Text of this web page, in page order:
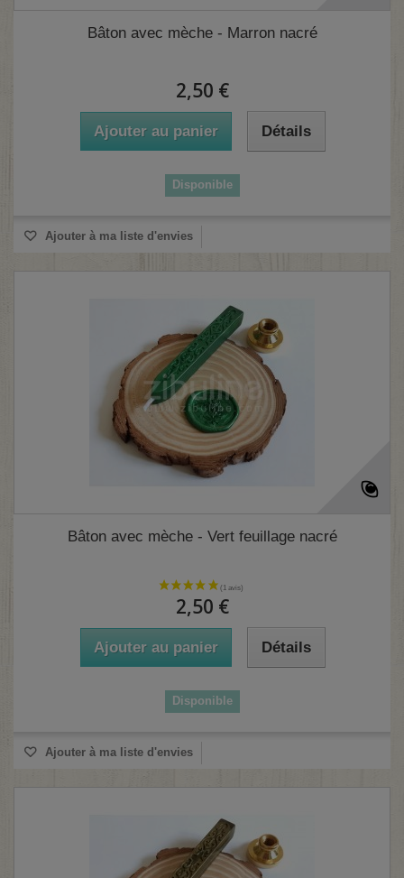
Bâton avec mèche - Marron nacré
2,50 €
Ajouter au panier Détails
Disponible
Ajouter à ma liste d'envies
Bâton avec mèche - Vert feuillage nacré
2,50 €
Ajouter au panier Détails
Disponible
Ajouter à ma liste d'envies